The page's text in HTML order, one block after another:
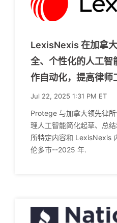
LexisNexis 在加拿
全、个性化的人工智
作自动化，提高律师
Jul 22, 2025 1:31 PM ET
Protege 与加拿大领先律
理人工智能简化起草、总
所特定内容和 LexisNexis
伦多市--2025 年.